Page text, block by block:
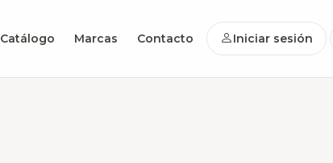
Catálogo Marcas Contacto Iniciar sesión